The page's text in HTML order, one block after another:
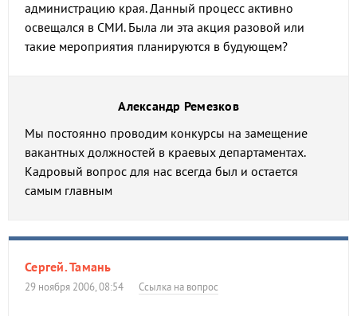
администрацию края. Данный процесс активно
освещался в СМИ. Была ли эта акция разовой или
такие мероприятия планируются в будующем?
Александр Ремезков
Мы постоянно проводим конкурсы на замещение
вакантных должностей в краевых департаментах.
Кадровый вопрос для нас всегда был и остается
самым главным
Сергей. Тамань
29 ноября 2006, 08:54 Ссылка на вопрос